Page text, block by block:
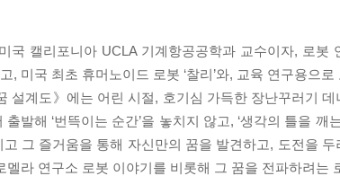
국 캘리포니아 UCLA 기계항공공학과 교수이자, 로
, 미국 최초 휴머노이드 로봇 ‘찰리’와, 교육 연구용으
설계도》에는 어린 시절, 호기심 가득한 장난꾸러기
출발해 ‘번뜩이는 순간’을 놓치지 않고, ‘생각의 틀을
그 즐거움을 통해 자신만의 꿈을 발견하고, 도전을
멜라 연구소 로봇 이야기를 비롯해 그 꿈을 전파하려는